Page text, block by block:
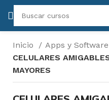
Inicio
Apps y Software
CELULARES
MAYORES